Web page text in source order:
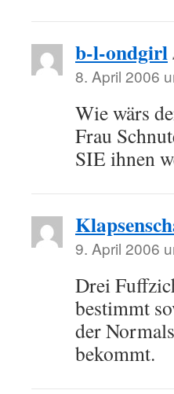
b-l-ondgirl
8. April 2006
Wie wärs
Frau
SIE ihnen
9. April 2006
Drei
bestimmt
der
bekommt.